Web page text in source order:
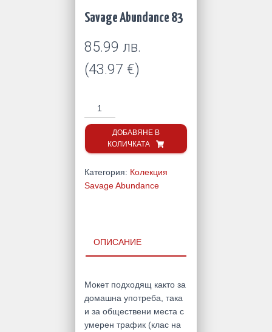
Savage Abundance 83
85.99 лв.
(43.97 €)
количество
за
Savage
Abundance
ДОБАВЯНЕ В
КОЛИЧКАТА
Категория: Колекция
Savage Abundance
ОПИСАНИЕ
Мокет подходящ както за
домашна употреба, така
и за обществени места с
умерен трафик (клас на